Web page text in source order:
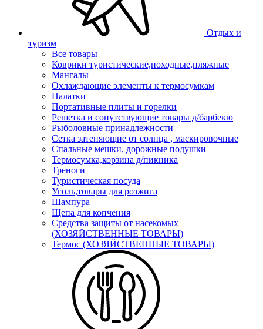
Отдых и
туризм
Все товары
Коврики туристические,походные,пляжные
Мангалы
Охлаждающие элементы к термосумкам
Палатки
Портативные плиты и горелки
Решетка и сопутствующие товары д/барбекю
Рыболовные принадлежности
Сетка затеняющие от солнца , маскировочные
Спальные мешки, дорожные подушки
Термосумка,корзина д/пикника
Треноги
Туристическая посуда
Уголь,товары для розжига
Шампура
Щепа для копчения
Средства защиты от насекомых
(ХОЗЯЙСТВЕННЫЕ ТОВАРЫ)
Термос (ХОЗЯЙСТВЕННЫЕ ТОВАРЫ)